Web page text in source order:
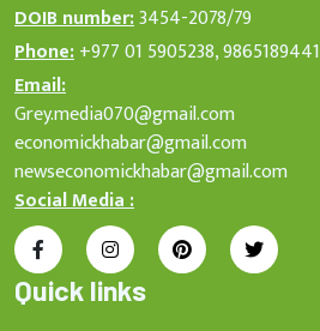
DOIB number:3454-2078/79
Phone:+977 01 5905238, 9865189441
Email:
Grey.media070@gmail.com
economickhabar@gmail.com
newseconomickhabar@gmail.com
Social Media :
Quick links